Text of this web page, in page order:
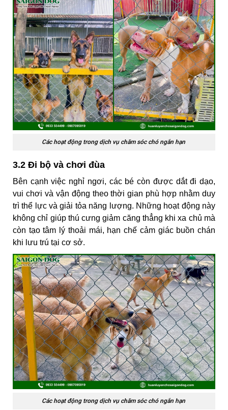
Các hoạt động trong dịch vụ chăm sóc chó ngắn hạn
3.2 Đi bộ và chơi đùa
Bên cạnh việc nghỉ ngơi, các bé còn được dắt đi dạo,
vui chơi và vận động theo thời gian phù hợp nhằm duy
trì thể lực và giải tỏa năng lượng. Những hoạt động này
không chỉ giúp thú cưng giảm căng thẳng khi xa chủ mà
còn tạo tâm lý thoải mái, hạn chế cảm giác buồn chán
khi lưu trú tại cơ sở.
Các hoạt động trong dịch vụ chăm sóc chó ngắn hạn